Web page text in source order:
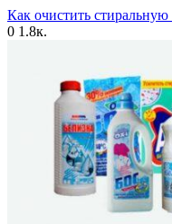
Как очистить
0 1.8к.